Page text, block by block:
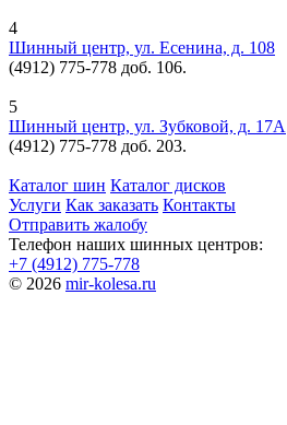
4
Шинный центр, ул. Есенина, д. 108
(4912) 775-778 доб. 106.
5
Шинный центр, ул. Зубковой, д. 17А
(4912) 775-778 доб. 203.
Каталог шин Каталог дисков
Услуги Как заказать Контакты
Отправить жалобу
Телефон наших шинных центров:
+7 (4912) 775-778
© 2026 mir-kolesa.ru